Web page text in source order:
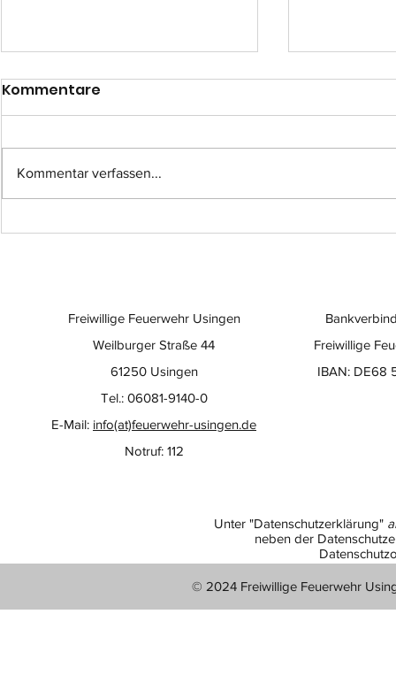
Einsatz-Nr.: 057
Kommentare
Kommentar verfassen...
Freiwillige
IBAN: DE68
Freiwillige Feuerwehr Usingen
Weilburger Straße 44
61250 Usingen
Tel.: 06081-9140-0
E-Mail: info(at)feuerwehr-usingen.de
Notruf: 112
Unter "Datenschutzerklärung"
neben der
© 2024 Freiwillige Feuerwehr